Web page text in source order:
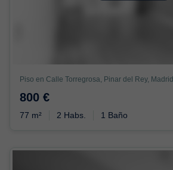
Piso en Calle Torregrosa, Pinar del Rey, Madrid
800 €
77 m² 2 Habs. 1 Baño